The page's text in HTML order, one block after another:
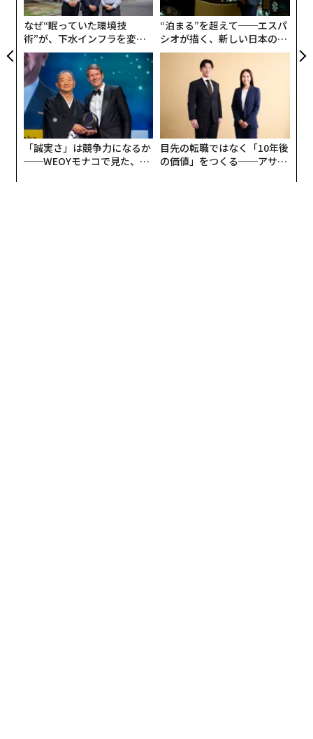
なぜ“眠っていた環境技
術”が、下水インフラを変え
たのか──産総研×月島JFE
アクアソリューションの10年
“泊まる”を超えて──エスパ
シオが描く、新しい日本のラ
グジュアリー（前編）
「誠実さ」は競争力になるか
──WEOYモナコで見た、く
目先の転職ではなく「10年後
の価値」をつくる──アサイ